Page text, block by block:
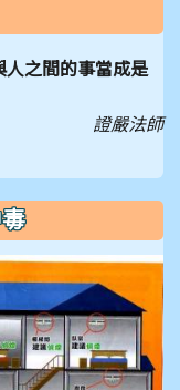
之間的事當成是
證嚴法師